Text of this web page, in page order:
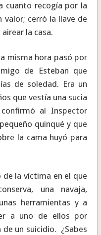
cuanto recogía por la
valor; cerró la llave de
la casa.
hora pasó por
de Esteban que
de soledad. Era un
que vestía una sucia
al Inspector
quinqué y que
la cama huyó para
la víctima en el que
una navaja,
herramientas y a
a uno de ellos por
un suicidio. ¿Sabes